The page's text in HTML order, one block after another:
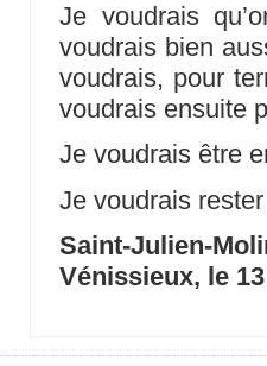
Je voudrais
voudrais bien
voudrais, pour
voudrais ensuite
Je voudrais être
Je voudrais
Saint-Julien-
Vénissieux, le